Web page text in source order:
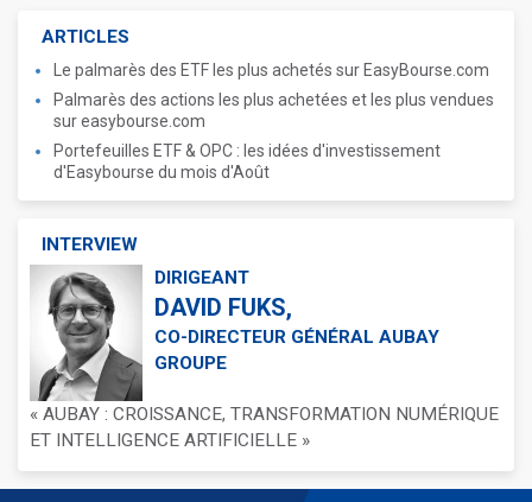
ARTICLES
Le palmarès des ETF les plus achetés sur EasyBourse.com
Palmarès des actions les plus achetées et les plus vendues
sur easybourse.com
Portefeuilles ETF & OPC : les idées d'investissement
d'Easybourse du mois d'Août
INTERVIEW
DIRIGEANT
DAVID FUKS,
CO-DIRECTEUR GÉNÉRAL AUBAY
GROUPE
« AUBAY : CROISSANCE, TRANSFORMATION NUMÉRIQUE
ET INTELLIGENCE ARTIFICIELLE »